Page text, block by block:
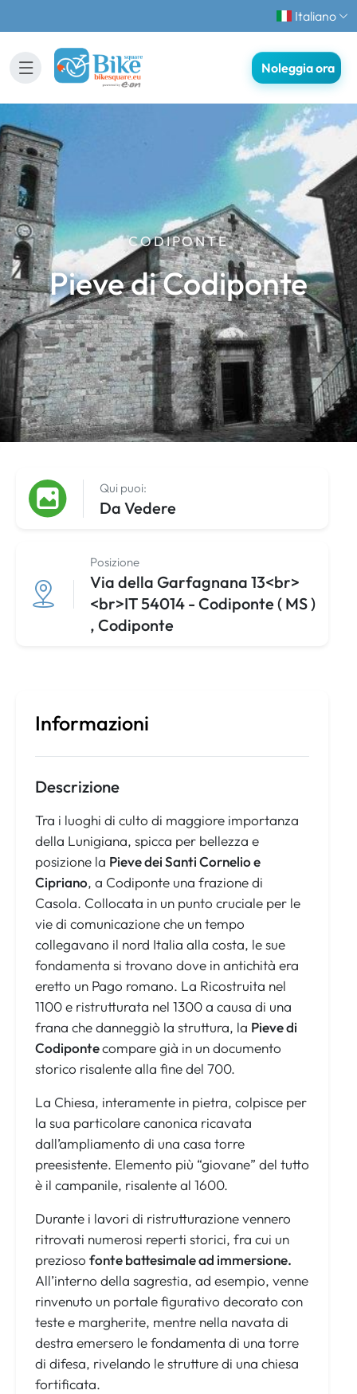
Italiano
Noleggia ora
CODIPONTE
Pieve di Codiponte
Qui puoi:
Da Vedere
Posizione
Via della Garfagnana 13<br>
<br>IT 54014 - Codiponte ( MS )
, Codiponte
Informazioni
Descrizione
Tra i luoghi di culto di maggiore importanza
della Lunigiana, spicca per bellezza e
posizione la Pieve dei Santi Cornelio e
Cipriano, a Codiponte una frazione di
Casola. Collocata in un punto cruciale per le
vie di comunicazione che un tempo
collegavano il nord Italia alla costa, le sue
fondamenta si trovano dove in antichità era
eretto un Pago romano. La Ricostruita nel
1100 e ristrutturata nel 1300 a causa di una
frana che danneggiò la struttura, la Pieve di
Codipontecompare già in un documento
storico risalente alla fine del 700.
La Chiesa, interamente in pietra, colpisce per
la sua particolare canonica ricavata
dall’ampliamento di una casa torre
preesistente. Elemento più “giovane” del tutto
è il campanile, risalente al 1600.
Durante i lavori di ristrutturazione vennero
ritrovati numerosi reperti storici, fra cui un
prezioso fonte battesimale ad immersione.
All’interno della sagrestia, ad esempio, venne
rinvenuto un portale figurativo decorato con
teste e margherite, mentre nella navata di
destra emersero le fondamenta di una torre
di difesa, rivelando le strutture di una chiesa
fortificata.